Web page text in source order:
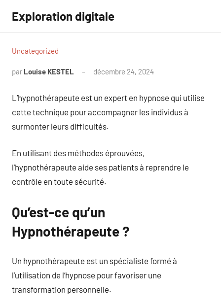
contenu
Exploration digitale
Uncategorized
par Louise KESTEL décembre 24, 2024
L’hypnothérapeute est un expert en hypnose qui utilise
cette technique pour accompagner les individus à
surmonter leurs difficultés.
En utilisant des méthodes éprouvées,
l’hypnothérapeute aide ses patients à reprendre le
contrôle en toute sécurité.
Qu’est-ce qu’un
Hypnothérapeute ?
Un hypnothérapeute est un spécialiste formé à
l’utilisation de l’hypnose pour favoriser une
transformation personnelle.